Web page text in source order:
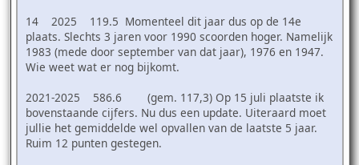
14 2025 119.5 Momenteel dit jaar dus op de 14e
plaats. Slechts 3 jaren voor 1990 scoorden hoger. Namelijk
1983 (mede door september van dat jaar), 1976 en 1947.
Wie weet wat er nog bijkomt.
2021-2025 586.6 (gem. 117,3) Op 15 juli plaatste ik
bovenstaande cijfers. Nu dus een update. Uiteraard moet
jullie het gemiddelde wel opvallen van de laatste 5 jaar.
Ruim 12 punten gestegen.